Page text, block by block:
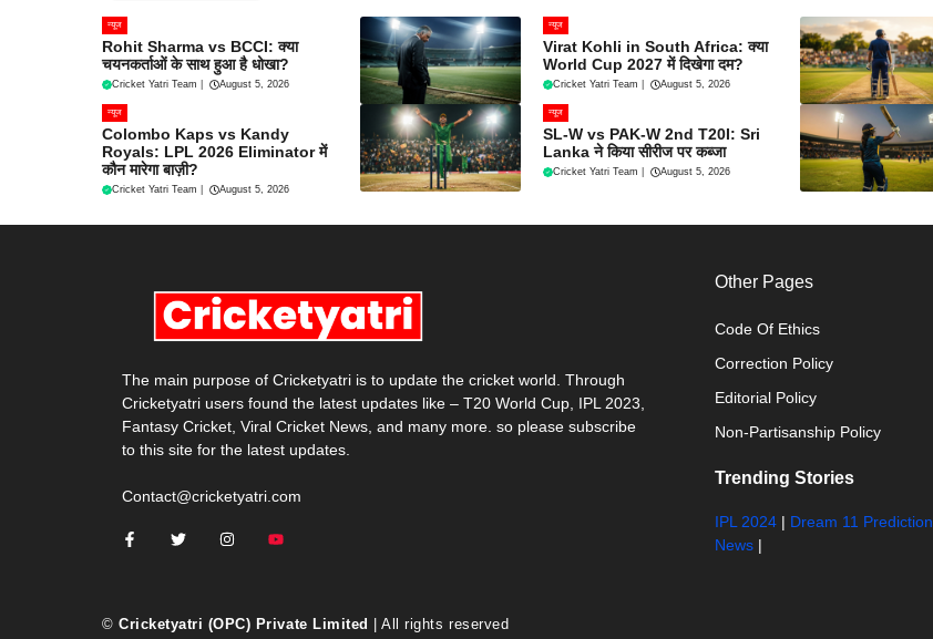
न्यूज
Rohit Sharma vs BCCI: क्या
चयनकर्ताओं के साथ हुआ है धोखा?
Cricket Yatri Team August 5, 2026
न्यूज
Virat Kohli in South Africa: क्या
World Cup 2027 में दिखेगा दम?
Cricket Yatri Team August 5, 2026
न्यूज
Colombo Kaps vs Kandy
Royals: LPL 2026 Eliminator में
कौन मारेगा बाज़ी?
Cricket Yatri Team August 5, 2026
न्यूज
SL-W vs PAK-W 2nd T20I: Sri
Lanka ने किया सीरीज पर कब्जा
Cricket Yatri Team August 5, 2026
The main purpose of Cricketyatri is to update the cricket world. Through
Cricketyatri users found the latest updates like – T20 World Cup, IPL 2023,
Fantasy Cricket, Viral Cricket News, and many more. so please subscribe
to this site for the latest updates.
Contact@cricketyatri.com
Other Pages
Code Of Ethics
Correction Policy
Editorial Policy
Non-Partisanship Policy
Trending Stories
IPL 2024 | Dream 11 Prediction
News |
©Cricketyatri (OPC) Private Limited | All rights reserved